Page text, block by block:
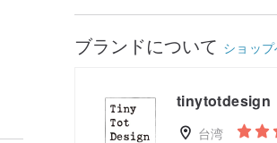
ブランドについて ショッ
tinytotdesign
台湾